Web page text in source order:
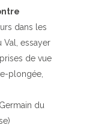
dans les
Val, essayer
de vue
plongée,
du